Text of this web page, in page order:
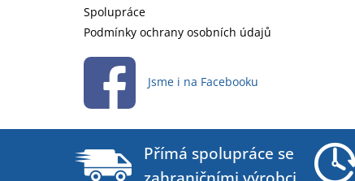
Spolupráce
Podmínky ochrany osobních údajů
Jsme i na Facebooku
Přímá spolupráce se